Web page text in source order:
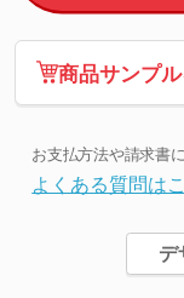
商品サンプ
お支払方法や請求書
よくある質問は
デ